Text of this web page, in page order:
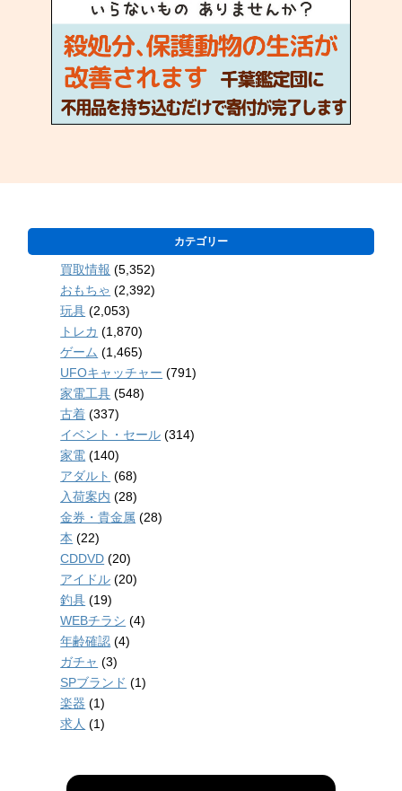
カテゴリー
買取情報 (5,352)
おもちゃ (2,392)
玩具 (2,053)
トレカ (1,870)
ゲーム (1,465)
UFOキャッチャー (791)
家電工具 (548)
古着 (337)
イベント・セール (314)
家電 (140)
アダルト (68)
入荷案内 (28)
金券・貴金属 (28)
本 (22)
CDDVD (20)
アイドル (20)
釣具 (19)
WEBチラシ (4)
年齢確認 (4)
ガチャ (3)
SPブランド (1)
楽器 (1)
求人 (1)